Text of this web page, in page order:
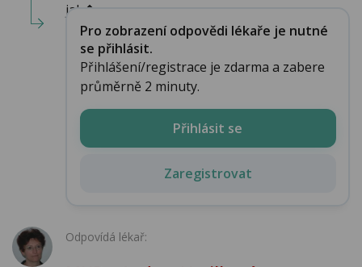
jak�...
Pro zobrazení odpovědi lékaře je nutné
se přihlásit.
Přihlášení/registrace je zdarma a zabere
průměrně 2 minuty.
Přihlásit se
Zaregistrovat
Odpovídá lékař: